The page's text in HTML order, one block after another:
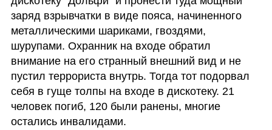
заряд взрывчатки в виде пояса, начиненного
металлическими шариками, гвоздями,
шурупами. Охранник на входе обратил
внимание на его странный внешний вид и не
пустил террориста внутрь. Тогда тот подорвал
себя в гуще толпы на входе в дискотеку. 21
человек погиб, 120 были ранены, многие
остались инвалидами.